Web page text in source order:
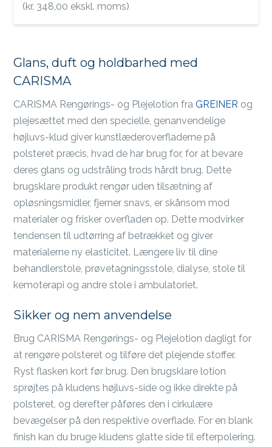
(kr. 348,00 ekskl. moms)
Glans, duft og holdbarhed med
CARISMA
CARISMA Rengørings- og Plejelotion fraGREINER og
plejesættet med den specielle, genanvendelige
højluvs-klud giver kunstlæderoverfladerne på
polsteret præcis, hvad de har brug for, for at bevare
deres glans og udstråling trods hårdt brug. Dette
brugsklare produkt rengør uden tilsætning af
opløsningsmidler, fjerner snavs, er skånsom mod
materialer og frisker overfladen op. Dette modvirker
tendensen til udtørring af betrækket og giver
materialerne ny elasticitet. Længere liv til dine
behandlerstole, prøvetagningsstole, dialyse, stole til
kemoterapi og andre stole i ambulatoriet.
Sikker og nem anvendelse
Brug CARISMA Rengørings- og Plejelotion dagligt for
at rengøre polsteret og tilføre det plejende stoffer.
Ryst flasken kort før brug. Den brugsklare lotion
sprøjtes på kludens højluvs-side og ikke direkte på
polsteret, og derefter påføres den i cirkulære
bevægelser på den respektive overflade. For en blank
finish kan du bruge kludens glatte side til efterpolering.